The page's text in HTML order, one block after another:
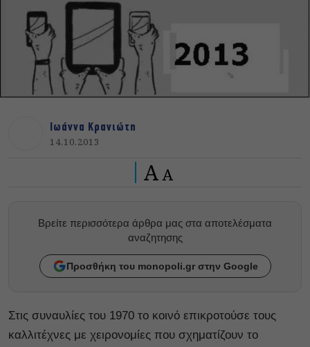
Ιωάννα Κρανιώτη
14.10.2013
A A
Βρείτε περισσότερα άρθρα μας στα αποτελέσματα
αναζητησης
Προσθήκη του monopoli.gr στην Google
Στις συναυλίες του 1970 το κοινό επικροτούσε τους
καλλιτέχνες με χειρονομίες που σχηματίζουν το